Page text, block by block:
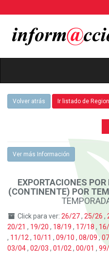
Volver atrás Ir listado de
Ver más Información
EXPORTACIONES
(CONTINENTE) POR
Click para ver: 26/27, 25/26 ,
20/21 , 19/20 , 18/19 , 17/18 ,
, 11/12 , 10/11 , 09/10 , 08/09,
03/04, 02/03 , 01/02 , 00/01 ,